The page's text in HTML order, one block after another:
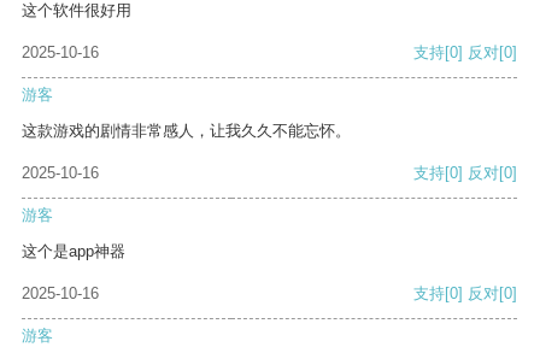
这个软件很好用
2025-10-16 支持[0] 反对[0]
游客
这款游戏的剧情非常感人，让我久久不能忘怀。
2025-10-16 支持[0] 反对[0]
游客
这个是app神器
2025-10-16 支持[0] 反对[0]
游客